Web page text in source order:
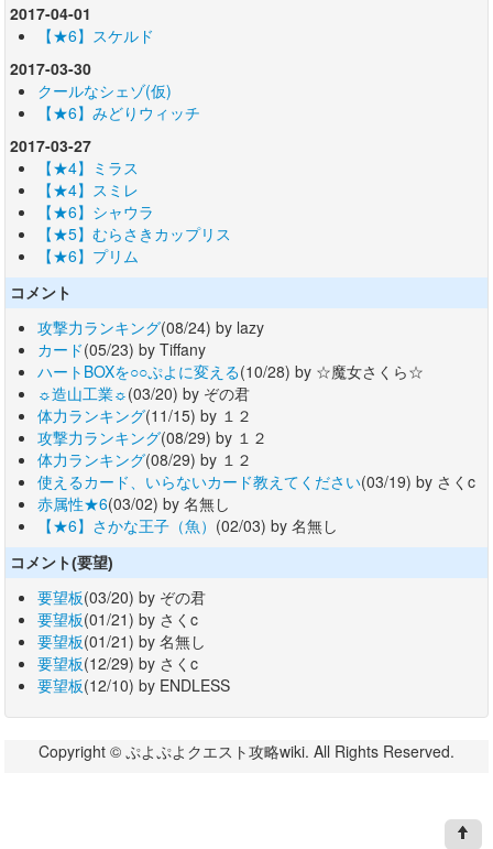
2017-04-01
【★6】スケルド
2017-03-30
クールなシェゾ(仮)
【★6】みどりウィッチ
2017-03-27
【★4】ミラス
【★4】スミレ
【★6】シャウラ
【★5】むらさきカップリス
【★6】プリム
コメント
攻撃力ランキング(08/24) by lazy
カード(05/23) by Tiffany
ハートBOXを○○ぷよに変える(10/28) by ☆魔女さくら☆
☼造山工業☼(03/20) by ぞの君
体力ランキング(11/15) by １２
攻撃力ランキング(08/29) by １２
体力ランキング(08/29) by １２
使えるカード、いらないカード教えてください(03/19) by さくc
赤属性★6(03/02) by 名無し
【★6】さかな王子（魚） (02/03) by 名無し
コメント(要望)
要望板(03/20) by ぞの君
要望板(01/21) by さくc
要望板(01/21) by 名無し
要望板(12/29) by さくc
要望板(12/10) by ENDLESS
Copyright © ぷよぷよクエスト攻略wiki. All Rights Reserved.